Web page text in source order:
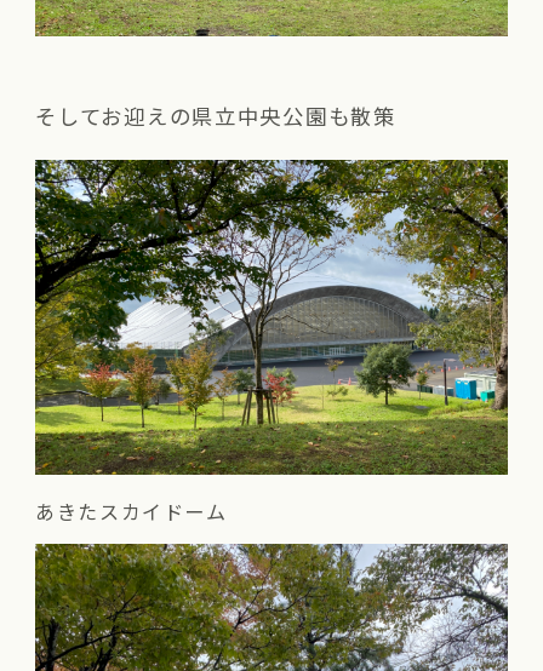
そしてお迎えの県立中央公園も散策
あきたスカイドーム